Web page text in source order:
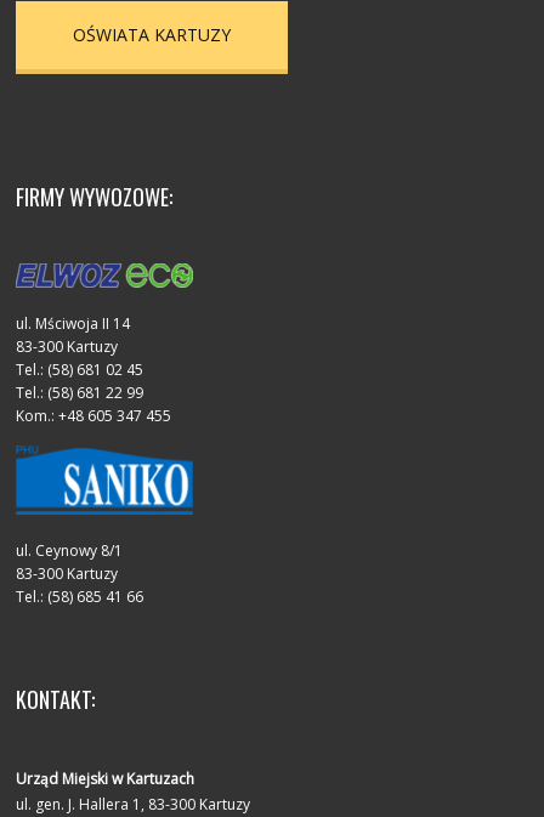
OŚWIATA KARTUZY
FIRMY WYWOZOWE:
ul. Mściwoja II 14
83-300 Kartuzy
Tel.: (58) 681 02 45
Tel.: (58) 681 22 99
Kom.: +48 605 347 455
ul. Ceynowy 8/1
83-300 Kartuzy
Tel.: (58) 685 41 66
KONTAKT:
Urząd Miejski w Kartuzach
ul. gen. J. Hallera 1, 83-300 Kartuzy